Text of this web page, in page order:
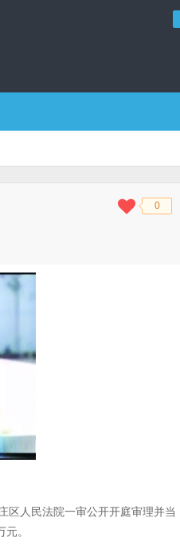
◆◆ 0
区人民法院一审公开开庭审理并当
。